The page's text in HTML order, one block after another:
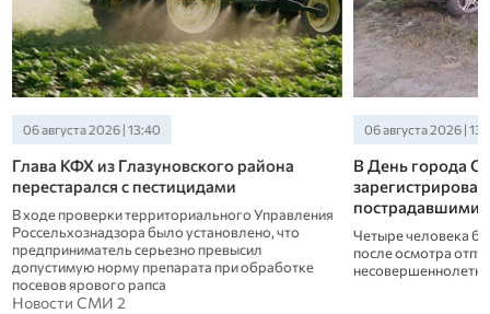
06 августа 2026 | 13:40
Глава КФХ из Глазуновского района
перестарался с пестицидами
В ходе проверки территориального Управления
Россельхознадзора было установлено, что
предприниматель серьезно превысил
допустимую норму препарата при обработке
посевов ярового рапса
06 августа 2026 |
В День города
пострадавшими
Четыре человека
после осмотра
Новости СМИ 2